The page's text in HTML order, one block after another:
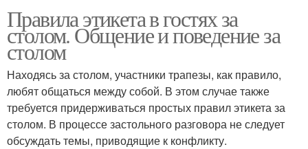
Правила этикета в гостях за
столом. Общение и поведение за
столом
Находясь за столом, участники трапезы, как правило,
любят общаться между собой. В этом случае также
требуется придерживаться простых правил этикета за
столом. В процессе застольного разговора не следует
обсуждать темы, приводящие к конфликту.